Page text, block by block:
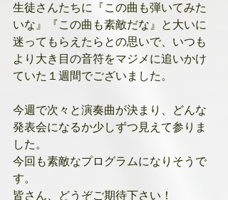
生徒さんたちに『この曲も弾いてみた
いな』『この曲も素敵だな』と大いに
迷ってもらえたらとの思いで、いつも
より大き目の音符をマジメに追いかけ
ていた１週間でございました。
今週で次々と演奏曲が決まり、どんな
発表会になるか少しずつ見えて参りま
した。
今回も素敵なプログラムになりそうで
す。
皆さん、どうぞご期待下さい！